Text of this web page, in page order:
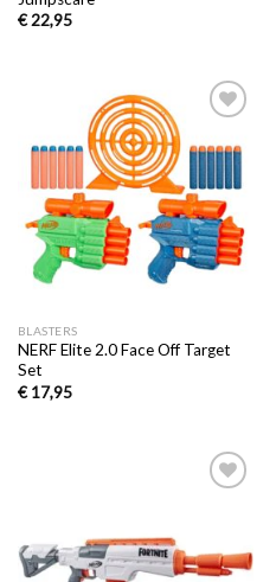
€22,95
Toevoegen
aan
verlanglijst
BLASTERS
NERF Elite 2.0 Face Off Target
Set
€17,95
verlanglijst